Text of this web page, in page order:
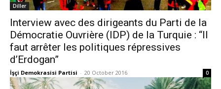
Diller
Interview avec des dirigeants du Parti de la
Démocratie Ouvrière (IDP) de la Turquie : “Il
faut arrêter les politiques répressives
d’Erdogan”
İşçi Demokrasisi Partisi - 20 October 2016 0